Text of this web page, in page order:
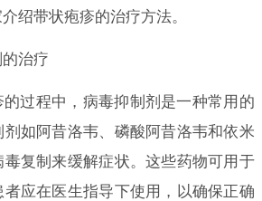
绍带状疱疹的治疗方法。
治疗
过程中，病毒抑制剂是一种常用的
如阿昔洛韦、磷酸阿昔洛韦和依米
复制来缓解症状。这些药物可用于
应在医生指导下使用，以确保正确